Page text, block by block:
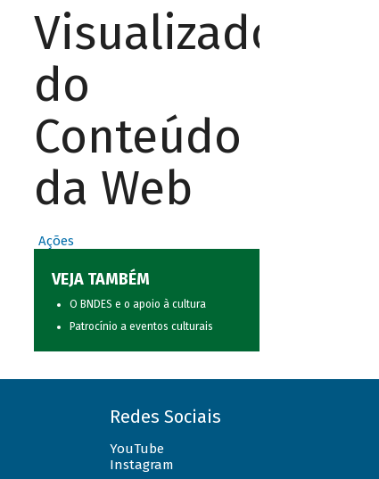
Visualizador
do
Conteúdo
da Web
Ações
VEJA TAMBÉM
O BNDES e o apoio à cultura
Patrocínio a eventos culturais
Redes Sociais
YouTube
Instagram